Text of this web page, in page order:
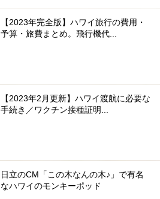
【2023年完全版】ハワイ旅行の費用・
予算・旅費まとめ。飛行機代...
【2023年2月更新】ハワイ渡航に必要な
手続き／ワクチン接種証明...
日立のCM「この木なんの木♪」で有名
なハワイのモンキーポッド